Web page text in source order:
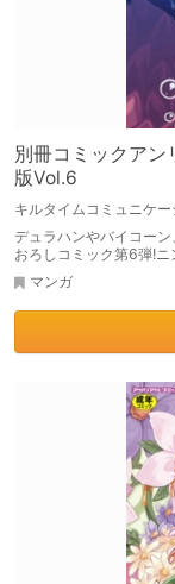
別冊コミックア
版Vol.6
キルタイムコミュニケー
デュラハンやバイコー
おろしコミック第6弾!
マンガ